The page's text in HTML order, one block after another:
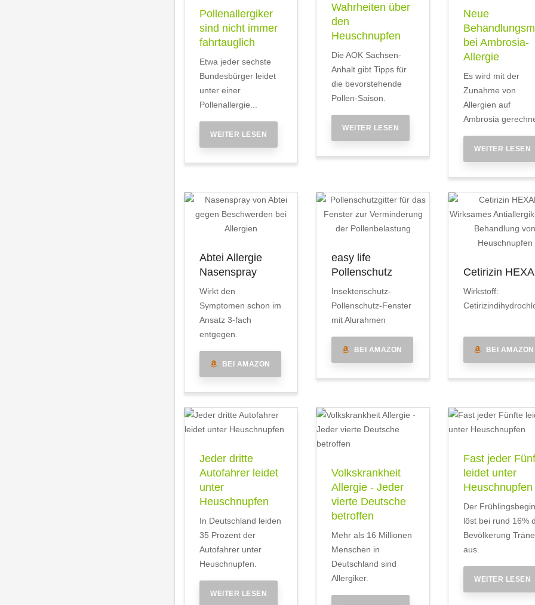
Pollenallergiker
sind nicht immer
fahrtauglich
Etwa jeder sechste
Bundesbürger leidet
unter einer
Pollenallergie...
WEITER LESEN
Wahrheiten über
den
Heuschnupfen
Die AOK Sachsen-
Anhalt gibt Tipps für
die bevorstehende
Pollen-Saison.
WEITER LESEN
Neue
bei Ambrosia-
Allergie
Es wird mit der
Zunahme von
Allergien auf
Ambrosia
WEITER LESEN
Abtei Allergie
Nasenspray
Wirkt den
Symptomen schon im
Ansatz 3-fach
entgegen.
BEI AMAZON
easy life
Pollenschutz
Insektenschutz-
Pollenschutz-Fenster
mit Alurahmen
BEI AMAZON
Cetirizin
Wirkstoff:
BEI AMAZON
Jeder dritte
Autofahrer leidet
unter
Heuschnupfen
In Deutschland leiden
35 Prozent der
Autofahrer unter
Heuschnupfen.
WEITER LESEN
Volkskrankheit
Allergie - Jeder
vierte Deutsche
betroffen
Mehr als 16 Millionen
Menschen in
Deutschland sind
Allergiker.
Fast jeder
leidet unter
Heuschnupfen
Der
löst bei rund 16%
Bevölkerung
aus.
WEITER LESEN